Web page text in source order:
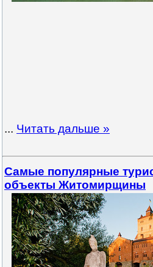
... Читать дальше »
Самые популярные
объекты Житомирщины